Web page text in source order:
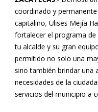
coordinado y
capitalino, Ulises Mejía
fortalecer el programa de
tu alcalde y su gran
permitido no solo una
sino también brindar una
necesidades de la
servicios del municipio a